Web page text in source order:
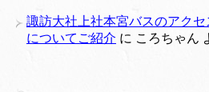
諏訪大社上社本宮バスのアク
についてご紹介 に ころちゃん